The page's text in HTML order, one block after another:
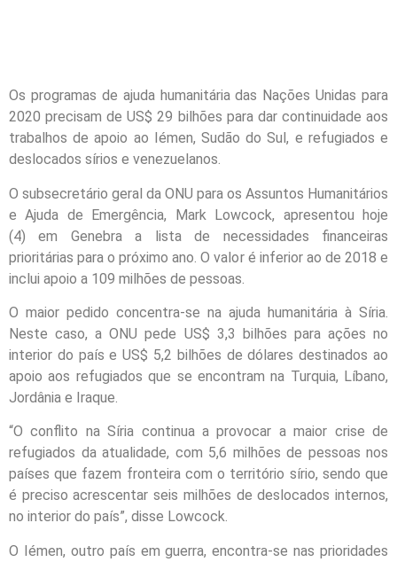
Os programas de ajuda humanitária das Nações Unidas para
2020 precisam de US$ 29 bilhões para dar continuidade aos
trabalhos de apoio ao Iémen, Sudão do Sul, e refugiados e
deslocados sírios e venezuelanos.
O subsecretário geral da ONU para os Assuntos Humanitários
e Ajuda de Emergência, Mark Lowcock, apresentou hoje
(4) em Genebra a lista de necessidades financeiras
prioritárias para o próximo ano. O valor é inferior ao de 2018 e
inclui apoio a 109 milhões de pessoas.
O maior pedido concentra-se na ajuda humanitária à Síria.
Neste caso, a ONU pede US$ 3,3 bilhões para ações no
interior do país e US$ 5,2 bilhões de dólares destinados ao
apoio aos refugiados que se encontram na Turquia, Líbano,
Jordânia e Iraque.
“O conflito na Síria continua a provocar a maior crise de
refugiados da atualidade, com 5,6 milhões de pessoas nos
países que fazem fronteira com o território sírio, sendo que
é preciso acrescentar seis milhões de deslocados internos,
no interior do país”, disse Lowcock.
O Iémen, outro país em guerra, encontra-se nas prioridades